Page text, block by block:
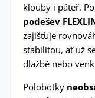
klouby i páteř.
podešev
zajišťuje
stabilitou, ať už
dlažbě nebo
Polobotky